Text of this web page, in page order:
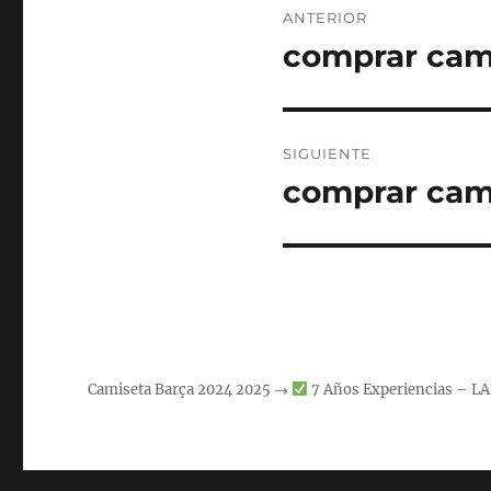
de
ANTERIOR
Entrada
comprar
SIGUIENTE
Entrada
comprar
Camiseta Barça 2024 2025 → 7 Años Experiencias –